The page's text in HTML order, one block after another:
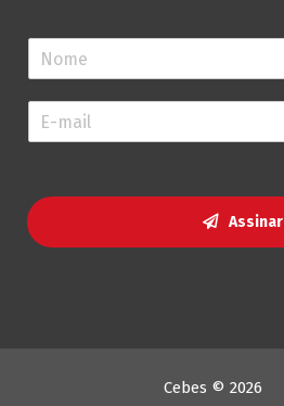
l
*
Assinar
Cebes © 2026